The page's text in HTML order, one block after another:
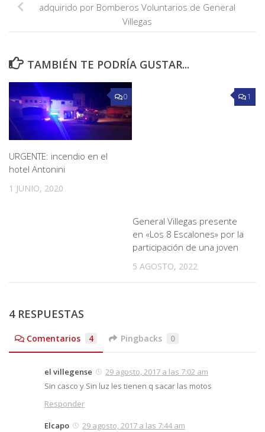
adquirido por Bomberos Voluntarios de General
Villegas
TAMBIÉN TE PODRÍA GUSTAR...
0
URGENTE: incendio en el
hotel Antonini
1 JUNIO, 2020
1
General Villegas presente
en «Los 8 Escalones» por la
participación de una joven
5 AGOSTO, 2022
4 RESPUESTAS
Comentarios 4 Pingbacks 0
el villegense
29 agosto, 2017 a las 7:02 am
Sin casco y Sin luz les tienen q sacar las motos
Responder
Elcapo
29 agosto, 2017 a las 7:44 am